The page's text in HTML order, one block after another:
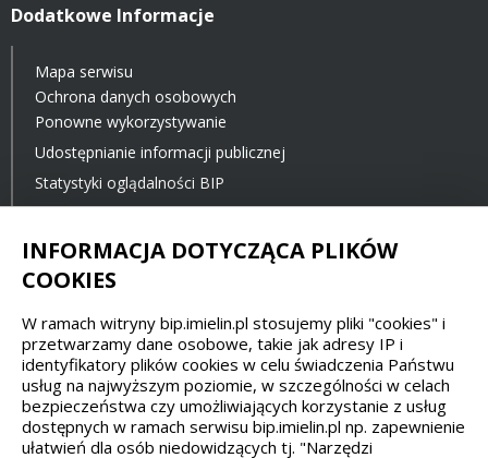
Dodatkowe Informacje
Mapa serwisu
Ochrona danych osobowych
Ponowne wykorzystywanie
Udostępnianie informacji publicznej
Statystyki oglądalności BIP
Ostatnia aktualizacja BIP: 23.11.2021 12:00
Spełniamy standardy dostępności oraz W3C
WCAG 2.1 SECTION 508 EAA/EN 301549
IS 5568
INFORMACJA DOTYCZĄCA PLIKÓW
COOKIES
W ramach witryny bip.imielin.pl stosujemy pliki "cookies" i
przetwarzamy dane osobowe, takie jak adresy IP i
identyfikatory plików cookies w celu świadczenia Państwu
usług na najwyższym poziomie, w szczególności w celach
bezpieczeństwa czy umożliwiających korzystanie z usług
dostępnych w ramach serwisu bip.imielin.pl np. zapewnienie
ułatwień dla osób niedowidzących tj. "Narzędzi